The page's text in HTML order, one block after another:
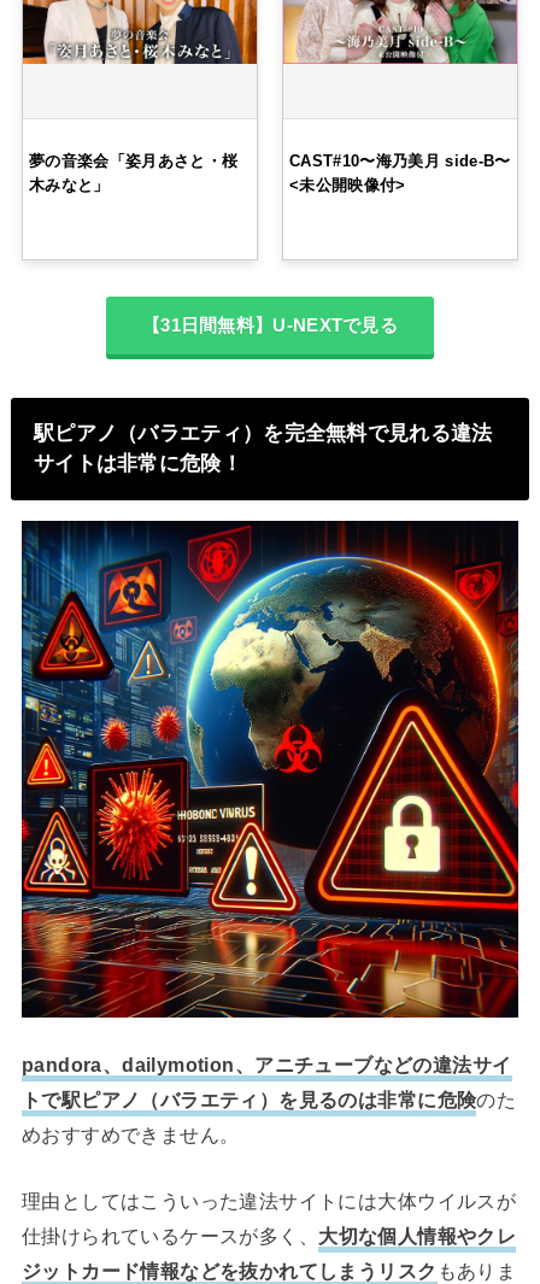
夢の音楽会「姿月あさと・桜
木みなと」
CAST#10〜海乃美月 side-B〜
<未公開映像付>
【31日間無料】U-NEXTで見る
駅ピアノ（バラエティ）を完全無料で見れる違法
サイトは非常に危険！
pandora、dailymotion、アニチューブなどの違法サイ
トで駅ピアノ（バラエティ）を見るのは非常に危険のた
めおすすめできません。
理由としてはこういった違法サイトには大体ウイルスが
仕掛けられているケースが多く、 大切な個人情報やクレ
ジットカード情報などを抜かれてしまうリスク もありま